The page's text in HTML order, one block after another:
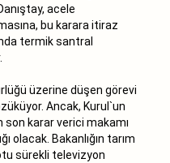
acele
bu karara itiraz
termik santral
üzerine düşen görevi
Ancak, Kurul`un
son karar verici makamı
olacak. Bakanlığın tarım
sürekli televizyon